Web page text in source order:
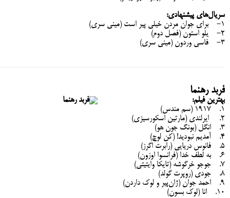
سریال‌های پیشنهادی:
1- برای جوان مردن خیلی پیر است (مینی سری)
2- یلو استون (فصل دوم)
3- فاسی وردون (مینی سری)
فربد رهنما
بهترین فیلم:
1. 1917 (سم مندس)
2. ایرلندی (مارتین اسکورسیزی)
3. انگل (بونگ جون هو)
4. آمدیم نبودید! (کن لوچ)
5. فانوس دریایی (رابرت اگرز)
6. به ‌لطف خدا (فرانسوا اوزون)
7. جوجو خرگوشه (تایکا وایتیتی)
8. جودی (روپرت گولد)
9. احمد جوان (ژان‌پیر و لوک داردن)
10. انا (لوک بسون)